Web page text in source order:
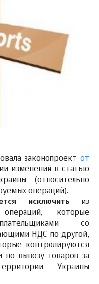
законопроект от
изменений в статью
(относительно
операций).
исключить из
которые
со
НДС по другой,
контролируются
по вывозу товаров за
Украины